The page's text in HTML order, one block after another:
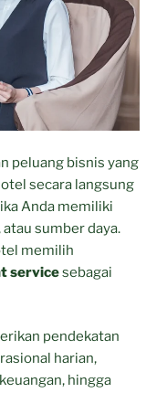
peluang bisnis yang
secara langsung
Anda memiliki
sumber daya.
memilih
servicesebagai
pendekatan
harian,
hingga